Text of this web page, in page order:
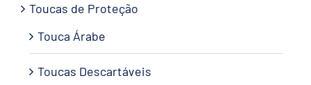
Toucas de Proteção
Touca Árabe
Toucas Descartáveis